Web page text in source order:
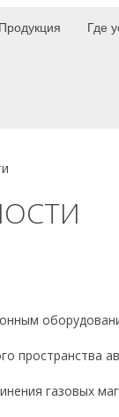
Продукция Где
пространства
газовых